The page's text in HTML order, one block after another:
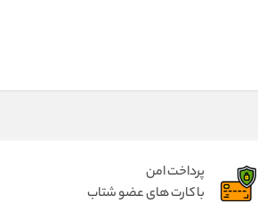
پرداخت امن
با کارت های عضو شتاب